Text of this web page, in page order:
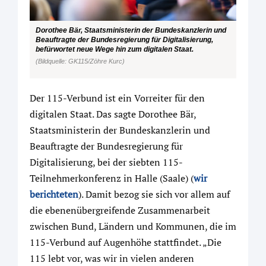
Dorothee Bär, Staatsministerin der Bundeskanzlerin und
Beauftragte der Bundesregierung für Digitalisierung,
befürwortet neue Wege hin zum digitalen Staat.
(Bildquelle: GK115/Zöhre Kurc)
Der 115-Verbund ist ein Vorreiter für den
digitalen Staat. Das sagte Dorothee Bär,
Staatsministerin der Bundeskanzlerin und
Beauftragte der Bundesregierung für
Digitalisierung, bei der siebten 115-
Teilnehmerkonferenz in Halle (Saale) (wir
berichteten). Damit bezog sie sich vor allem auf
die ebenenübergreifende Zusammenarbeit
zwischen Bund, Ländern und Kommunen, die im
115-Verbund auf Augenhöhe stattfindet. „Die
115 lebt vor, was wir in vielen anderen